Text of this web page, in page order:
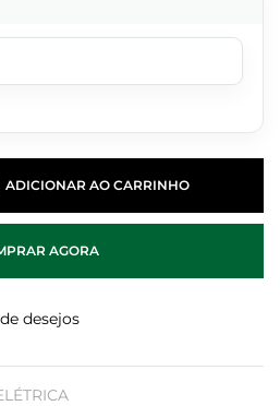
ADICIONAR AO CARRINHO
AGORA
desejos